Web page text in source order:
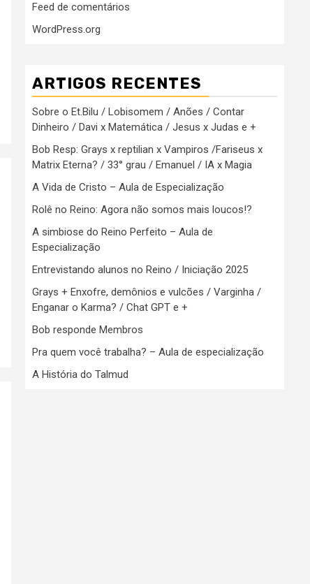
Feed de comentários
WordPress.org
ARTIGOS RECENTES
Sobre o Et.Bilu / Lobisomem / Anões / Contar
Dinheiro / Davi x Matemática / Jesus x Judas e +
Bob Resp: Grays x reptilian x Vampiros /Fariseus x
Matrix Eterna? / 33° grau / Emanuel / IA x Magia
A Vida de Cristo – Aula de Especialização
Rolê no Reino: Agora não somos mais loucos!?
A simbiose do Reino Perfeito – Aula de
Especialização
Entrevistando alunos no Reino / Iniciação 2025
Grays + Enxofre, demônios e vulcões / Varginha /
Enganar o Karma? / Chat GPT e +
Bob responde Membros
Pra quem você trabalha? – Aula de especialização
A História do Talmud